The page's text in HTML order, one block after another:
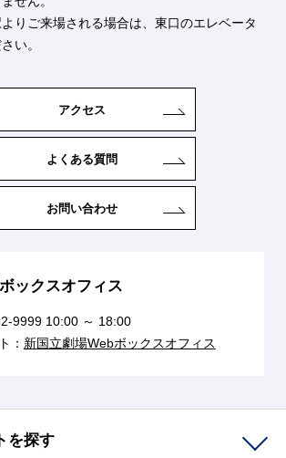
りご来場される場合は、東口のエレベータ
い。
アクセス
よくある質問
お問い合わせ
ックスオフィス
999910:00 ～ 18:00
： 新国立劇場Webボックスオフィス
を探す